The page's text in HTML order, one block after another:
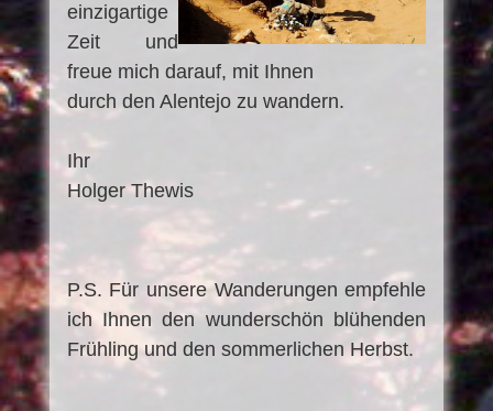
einzigartige
Zeit und
freue mich darauf, mit Ihnen
durch den Alentejo zu wandern.
Ihr
Holger Thewis
P.S. Für unsere Wanderungen empfehle
ich Ihnen den wunderschön blühenden
Frühling und den sommerlichen Herbst.